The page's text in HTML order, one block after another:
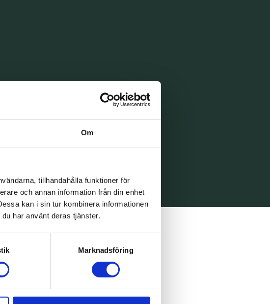
Om
tillhandahålla funktioner för
och annan information från din enhet
kan i sin tur kombinera informationen
har använt deras tjänster.
Marknadsföring